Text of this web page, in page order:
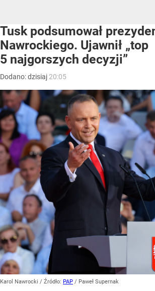
Tusk podsumował
Nawrockiego. Ujawnił „top
5 najgorszych decyzji”
Dodano:dzisiaj 20:05
Karol Nawrocki / Źródło: PAP / Paweł Supernak